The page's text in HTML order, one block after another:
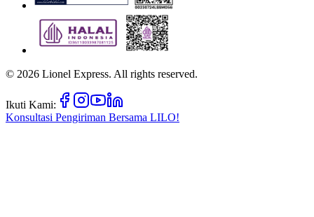
© 2026 Lionel Express. All rights reserved.
Ikuti Kami:
Konsultasi Pengiriman Bersama LILO!